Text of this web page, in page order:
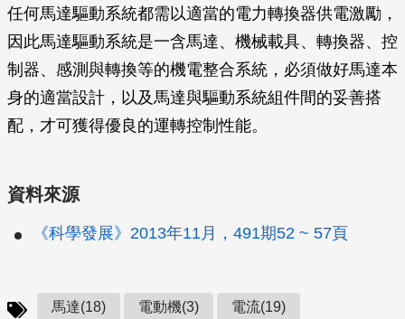
任何馬達驅動系統都需以適當的電力轉換器供電激勵，
因此馬達驅動系統是一含馬達、機械載具、轉換器、控
制器、感測與轉換等的機電整合系統，必須做好馬達本
身的適當設計，以及馬達與驅動系統組件間的妥善搭
配，才可獲得優良的運轉控制性能。
資料來源
《科學發展》2013年11月，491期52 ~ 57頁
馬達(18) 電動機(3) 電流(19)